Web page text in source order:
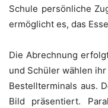
Schule persönliche
ermöglicht es, das
Die Abrechnung
und Schüler wählen
Bestellterminals aus.
Bild präsentiert.